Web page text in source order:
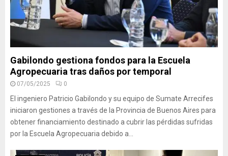
Gabilondo gestiona fondos para la Escuela
Agropecuaria tras daños por temporal
07/05/2025 0
El ingeniero Patricio Gabilondo y su equipo de Sumate Arrecifes
iniciaron gestiones a través de la Provincia de Buenos Aires para
obtener financiamiento destinado a cubrir las pérdidas sufridas
por la Escuela Agropecuaria debido a...